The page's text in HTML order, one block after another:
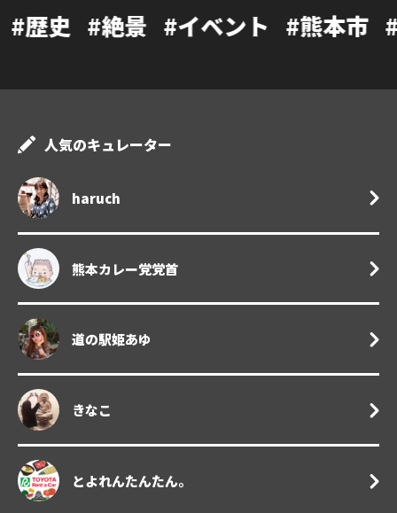
景 #イベント #熊本市 #カフェ
人気のキュレーター
haruch
熊本カレー党党首
道の駅姫あゆ
きなこ
とよれんたんたん。